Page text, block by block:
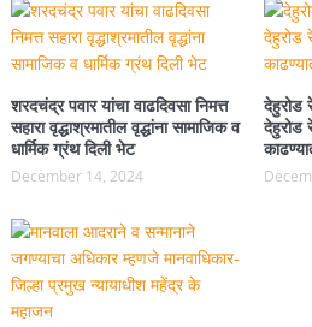
शरदचंद्र पवार यांचा वाढदिवसा निमत्त
सहारा वृद्धाश्रमातील वृद्धांना सामाजिक व
धार्मिक ग्रंथ दिली भेट
December 14, 2024
देहुरोड
देहुरोड